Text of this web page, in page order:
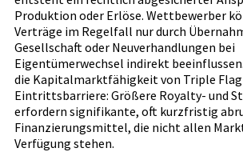
Produktion oder Erlöse. Wettbewerber
Verträge im Regelfall nur durch
Gesellschaft oder Neuverhandlungen bei
Eigentümerwechsel indirekt
die Kapitalmarktfähigkeit von Triple Flag
Eintrittsbarriere: Größere Royalty- und
erfordern signifikante, oft kurzfristig
Finanzierungsmittel, die nicht allen
Verfügung stehen.